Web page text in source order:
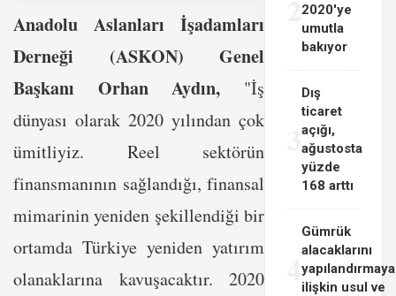
Anadolu Aslanları İşadamları
Derneği (ASKON) Genel
Başkanı Orhan Aydın, "İş
dünyası olarak 2020 yılından çok
ümitliyiz. Reel sektörün
finansmanının sağlandığı, finansal
mimarinin yeniden şekillendiği bir
ortamda Türkiye yeniden yatırım
olanaklarına kavuşacaktır. 2020
2020'ye
umutla
bakıyor
3
Dış
ticaret
açığı,
ağustosta
yüzde
168 arttı
4
Gümrük
alacaklarını
yapılandırmaya
ilişkin usul ve